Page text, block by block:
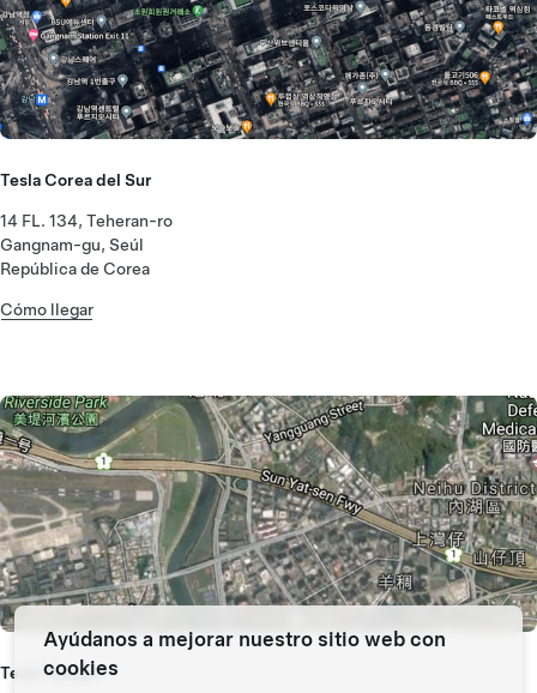
Tesla Corea del Sur
14 FL. 134, Teheran-ro
Gangnam-gu, Seúl
República de Corea
Cómo llegar
Tesla Taiwán
Ayúdanos a mejorar nuestro sitio web con
cookies